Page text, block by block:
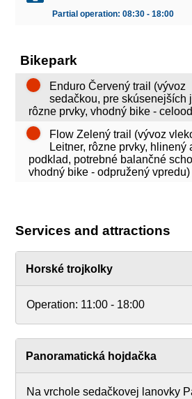
Partial operation: 08:30 - 18:00
Bikepark
Enduro Červený trail (vývoz
sedačkou, pre skúsenejších
rôzne prvky, vhodný bike -
Flow Zelený trail (vývoz
Leitner, rôzne prvky, hlinený
podklad, potrebné balančné
vhodný bike - odpružený vpredu)
Services and attractions
Horské trojkolky
Operation: 11:00 - 18:00
Panoramatická hojdačka
Na vrchole sedačkovej lanovky